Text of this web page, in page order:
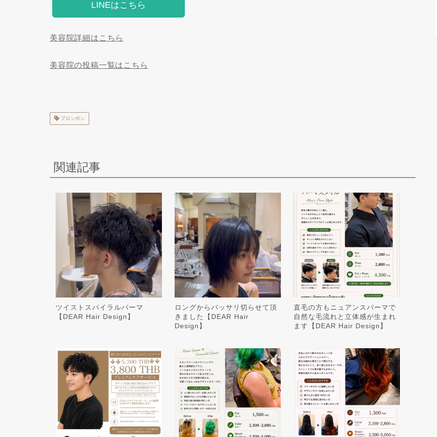
LINEはこちら
美容院詳細はこちら
美容院の投稿一覧はこちら
プロンポン
関連記事
ツイストスパイラルパーマ
【DEAR Hair Design】
ロングからバッサリ切らせて頂
きました【DEAR Hair
Design】
直毛の方もニュアンスパーマで
自然な毛流れと立体感が生まれ
ます【DEAR Hair Design】